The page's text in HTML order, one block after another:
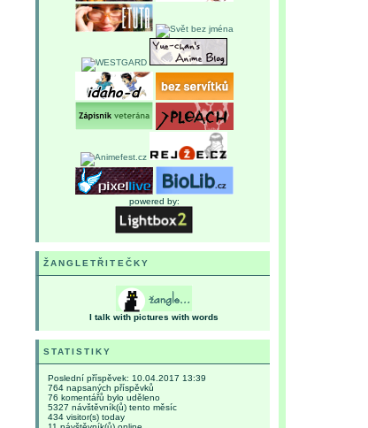
powered by:
ŽANGLETŘITEČKY
I talk with pictures with words
STATISTIKY
Poslední příspěvek: 10.04.2017 13:39
764napsaných příspěvků
76 komentářů bylo uděleno
5327 návštěvník(ů) tento měsíc
434visitor(s) today